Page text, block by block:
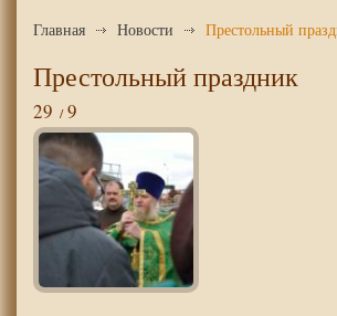
Главная Новости Престольный
Престольный праздник
29 9